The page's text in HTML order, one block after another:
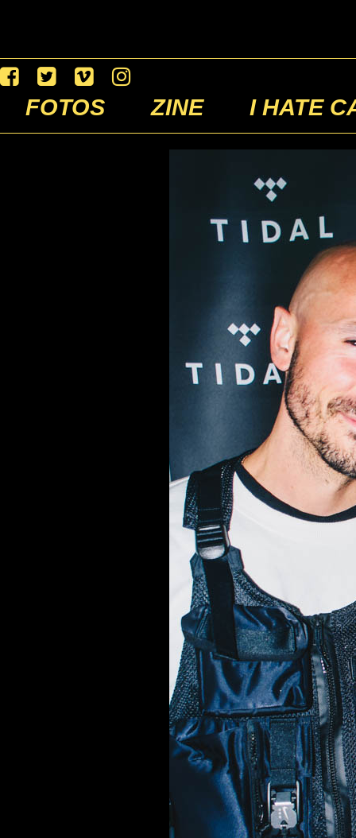
FOTOS ZINE I HATE